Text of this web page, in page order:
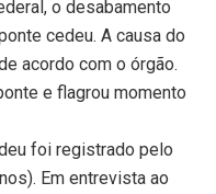
o desabamento
cedeu. A causa do
acordo com o órgão.
e flagrou momento
foi registrado pelo
Em entrevista ao